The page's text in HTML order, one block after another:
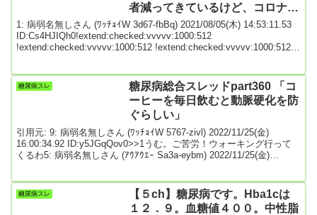
者減ってきているけど、コロナ早
く終息してほしい
1: 病弱名無しさん (ﾜｯﾁｮｲW 3d67-fbBq) 2021/08/05(木) 14:53:11.53
ID:Cs4HJIQh0!extend:checked:vvvvv:1000:512
!extend:checked:vvvvv:1000:512 !extend:checked:vvvvv:1000:512
を立て下さい 立てられない場合は使命なり有志がど...
糖尿病スレ
糖尿病総合スレッドpart360 「コ
ーヒーを毎日飲むと動脈硬化を防
ぐらしい」
引用元: 9: 病弱名無しさん (ﾜｯﾁｮｲW 5767-zivl) 2022/11/25(金)
16:00:34.92 ID:y5JGqQov0>>1うむ。ご苦労！ウォーキング行って
くるわ5: 病弱名無しさん (ｱｳｱｳｴｰ Sa3a-eybm) 2022/11/25(金)
よくて落ちにくかったお腹周りや全体の体脂肪が減った運動あまり
する暇がない方に...
糖尿病スレ
【５ch】糖尿病です。Hba1cは
１２．９。血糖値４００。中性脂